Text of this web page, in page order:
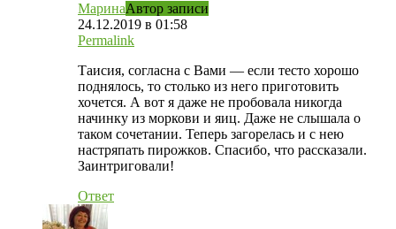
МаринаАвтор записи
24.12.2019 в 01:58
Permalink
Таисия, согласна с Вами — если тесто хорошо
поднялось, то столько из него приготовить
хочется. А вот я даже не пробовала никогда
начинку из моркови и яиц. Даже не слышала о
таком сочетании. Теперь загорелась и с нею
настряпать пирожков. Спасибо, что рассказали.
Заинтриговали!
Ответ